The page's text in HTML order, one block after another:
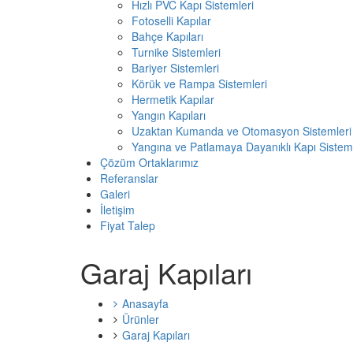
Hızlı PVC Kapı Sistemleri
Fotoselli Kapılar
Bahçe Kapıları
Turnike Sistemleri
Bariyer Sistemleri
Körük ve Rampa Sistemleri
Hermetik Kapılar
Yangın Kapıları
Uzaktan Kumanda ve Otomasyon Sistemleri
Yangına ve Patlamaya Dayanıklı Kapı
Çözüm Ortaklarımız
Referanslar
Galeri
İletişim
Fiyat Talep
Garaj Kapıları
Anasayfa
Ürünler
Garaj Kapıları